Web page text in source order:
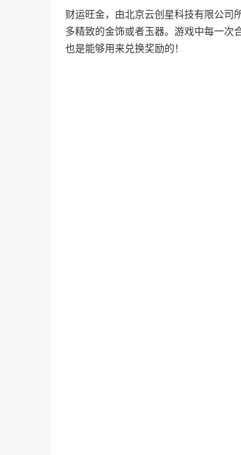
财运旺金，由北京云创星科技有限公司
多精致的金饰或者玉器。游戏中每一次
也是能够用来兑换奖励的！